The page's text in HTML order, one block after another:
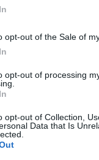
opt-out of the Sale of
opt-out of processing
opt-out of Collection,
Data that Is
annyira
köztük
alaposan
ahol
a